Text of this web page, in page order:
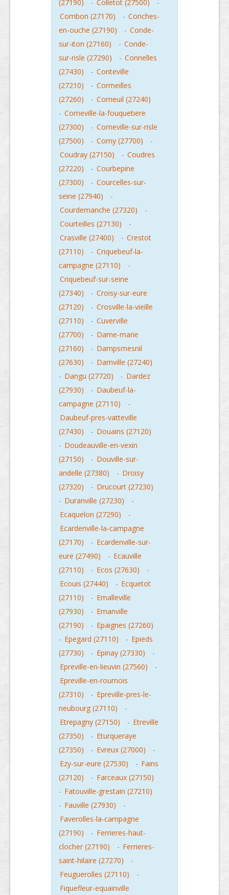
(27190)
- Colletot (27500)
-
Combon (27170)
- Conches-
en-ouche (27190)
- Conde-
sur-iton (27160)
- Conde-
sur-risle (27290)
- Connelles
(27430)
- Conteville
(27210)
- Cormeilles
(27260)
- Corneuil (27240)
- Corneville-la-fouquetiere
(27300)
- Corneville-sur-risle
(27500)
- Corny (27700)
-
Coudray (27150)
- Coudres
(27220)
- Courbepine
(27300)
- Courcelles-sur-
seine (27940)
-
Courdemanche (27320)
-
Courteilles (27130)
-
Crasville (27400)
- Crestot
(27110)
- Criquebeuf-la-
campagne (27110)
-
Criquebeuf-sur-seine
(27340)
- Croisy-sur-eure
(27120)
- Crosville-la-vieille
(27110)
- Cuverville
(27700)
- Dame-marie
(27160)
- Dampsmesnil
(27630)
- Damville (27240)
- Dangu (27720) - Dardez
(27930)
- Daubeuf-la-
campagne (27110)
-
Daubeuf-pres-vatteville
(27430)
- Douains (27120)
- Doudeauville-en-vexin
(27150)
- Douville-sur-
andelle (27380)
- Droisy
(27320)
- Drucourt (27230)
- Duranville (27230)
-
Ecaquelon (27290)
-
Ecardenville-la-campagne
(27170)
- Ecardenville-sur-
eure (27490)
- Ecauville
(27110)
- Ecos (27630)
-
Ecouis (27440)
- Ecquetot
(27110)
- Emalleville
(27930)
- Emanville
(27190)
- Epaignes (27260)
- Epegard (27110) - Epieds
(27730)
- Epinay (27330)
-
Epreville-en-lieuvin (27560)
-
Epreville-en-roumois
(27310)
- Epreville-pres-le-
neubourg (27110)
-
Etrepagny (27150)
- Etreville
(27350)
- Eturqueraye
(27350)
- Evreux (27000)
-
Ezy-sur-eure (27530)
- Fains
(27120)
- Farceaux (27150)
- Fatouville-grestain (27210)
- Fauville (27930)
-
Faverolles-la-campagne
(27190)
- Ferrieres-haut-
clocher (27190)
- Ferrieres-
saint-hilaire (27270)
-
Feuguerolles (27110)
-
Fiquefleur-equainville